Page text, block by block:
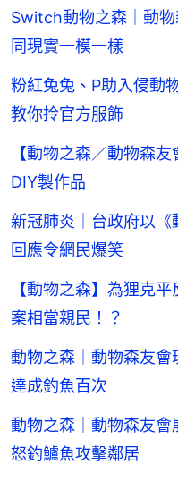
Switch動物之森｜動
同現實一模一樣
粉紅兔兔、P助入侵動
教你拎官方服飾
【動物之森／動物森
DIY製作品
新冠肺炎｜台政府以《
回應令網民爆笑
【動物之森】為狸克
案相當親民！？
動物之森｜動物森友
達成釣魚百次
動物之森｜動物森友
怒釣鱸魚攻擊鄰居